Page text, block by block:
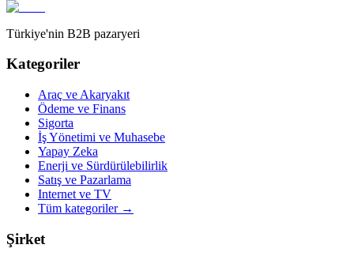
Türkiye'nin B2B pazaryeri
Kategoriler
Araç ve Akaryakıt
Ödeme ve Finans
Sigorta
İş Yönetimi ve Muhasebe
Yapay Zeka
Enerji ve Sürdürülebilirlik
Satış ve Pazarlama
Internet ve TV
Tüm kategoriler→
Şirket